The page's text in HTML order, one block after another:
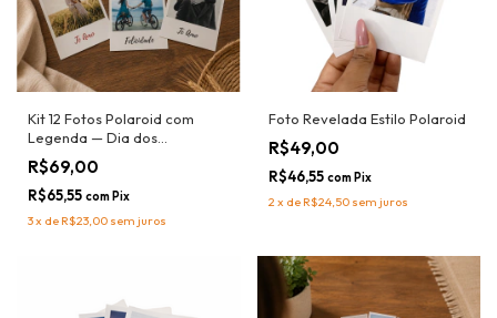
Kit 12 Fotos Polaroid com
Legenda — Dia dos
Namorados
R$69,00
R$65,55 comPix
3x de R$23,00 sem juros
Foto Revelada Estilo Polaroid
R$49,00
R$46,55 comPix
2 x de R$24,50 sem juros